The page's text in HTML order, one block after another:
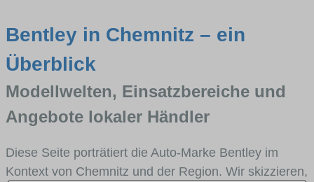
Bentley in Chemnitz – ein
Überblick
Modellwelten, Einsatzbereiche und
Angebote lokaler Händler
Diese Seite porträtiert die Auto-Marke Bentley im
Kontext von Chemnitz und der Region. Wir skizzieren,